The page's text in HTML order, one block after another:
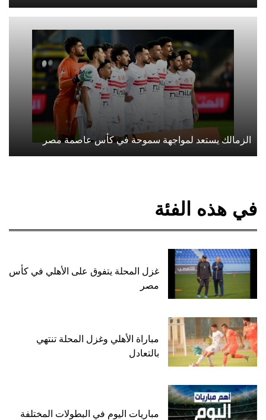
الزمالك يستعد لمواجهة سموحة في كأس عاصمة مصر
في هذه الفئة
غزل المحلة يتفوق على الأهلي في كأس
مصر
مباراة الأهلي وغزل المحلة تنتهي
بالتعادل
مباريات اليوم في البطولات المختلفة